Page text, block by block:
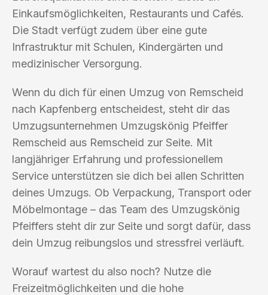
Einkaufsmöglichkeiten, Restaurants und Cafés.
Die Stadt verfügt zudem über eine gute
Infrastruktur mit Schulen, Kindergärten und
medizinischer Versorgung.
Wenn du dich für einen Umzug von Remscheid
nach Kapfenberg entscheidest, steht dir das
Umzugsunternehmen Umzugskönig Pfeiffer
Remscheid aus Remscheid zur Seite. Mit
langjähriger Erfahrung und professionellem
Service unterstützen sie dich bei allen Schritten
deines Umzugs. Ob Verpackung, Transport oder
Möbelmontage – das Team des Umzugskönig
Pfeiffers steht dir zur Seite und sorgt dafür, dass
dein Umzug reibungslos und stressfrei verläuft.
Worauf wartest du also noch? Nutze die
Freizeitmöglichkeiten und die hohe